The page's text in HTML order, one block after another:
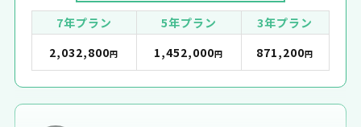
7年プラン 5年プラン
3年プラン
2,032,800円 1,452,000円 871,200円